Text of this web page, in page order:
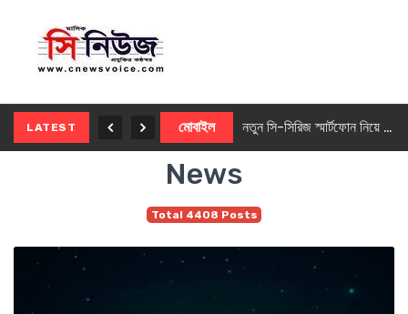
LATEST মোবাইল নতুন সি-সিরিজ স্মার্টফোন নিয়ে আসছে রিয়েলমি
News
Total 4408 Posts